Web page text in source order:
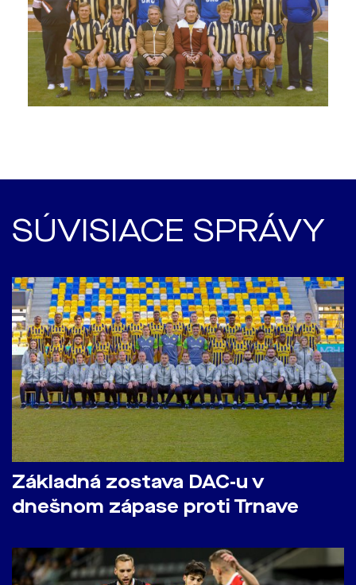
SÚVISIACE SPRÁVY
Základná zostava DAC-u v
dnešnom zápase proti Trnave